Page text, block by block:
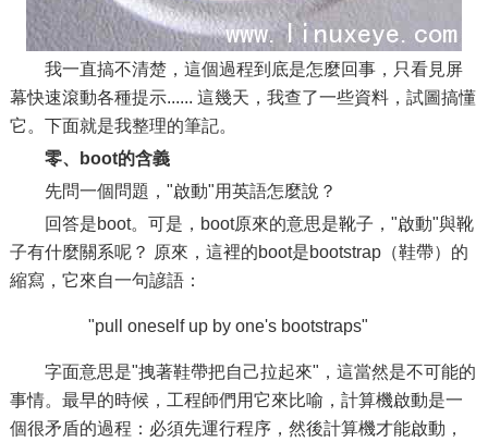
我一直搞不清楚，這個過程到底是怎麼回事，只看見屏
幕快速滾動各種提示...... 這幾天，我查了一些資料，試圖搞懂
它。下面就是我整理的筆記。
零、boot的含義
先問一個問題，"啟動"用英語怎麼說？
回答是boot。可是，boot原來的意思是靴子，"啟動"與靴
子有什麼關系呢？ 原來，這裡的boot是bootstrap（鞋帶）的
縮寫，它來自一句諺語：
"pull oneself up by one's bootstraps"
字面意思是"拽著鞋帶把自己拉起來"，這當然是不可能的
事情。最早的時候，工程師們用它來比喻，計算機啟動是一
個很矛盾的過程：必須先運行程序，然後計算機才能啟動，